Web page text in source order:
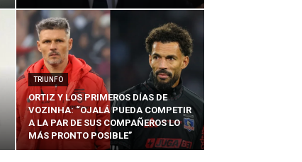
TRIUNFO
ORTIZ Y LOS PRIMEROS DÍAS DE
VOZINHA: “OJALÁ PUEDA COMPETIR
A LA PAR DE SUS COMPAÑEROS LO
MÁS PRONTO POSIBLE”